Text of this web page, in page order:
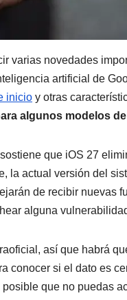
varias novedades
artificial de
inicio y otras
algunos modelos
que iOS 27
la actual versión del
de recibir nuevas
alguna
así que habrá
conocer si el dato es
que no puedas